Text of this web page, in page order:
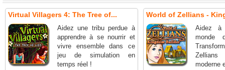
Virtual Villagers 4: The Tree of...
Aidez une tribu perdue à
apprendre à se nourrir et
vivre ensemble dans ce
jeu de simulation en
temps réel !
World of Zellians -
Aidez à
monde
moderne